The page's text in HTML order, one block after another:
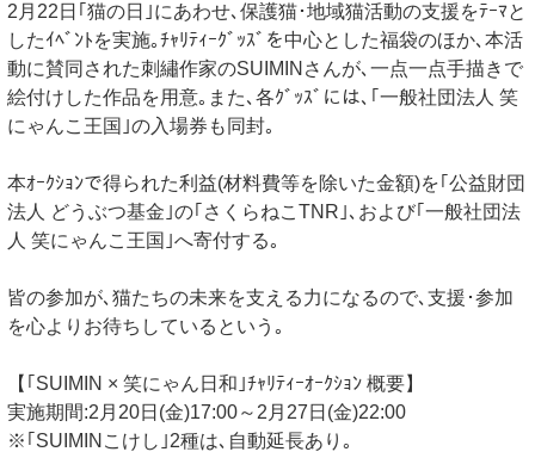
2月22日｢猫の日｣にあわせ､保護猫･地域猫活動の支援をﾃｰﾏと
したｲﾍﾞﾝﾄを実施｡ﾁｬﾘﾃｨｰｸﾞｯｽﾞを中心とした福袋のほか､本活
動に賛同された刺繡作家のSUIMINさんが､一点一点手描きで
絵付けした作品を用意｡また､各ｸﾞｯｽﾞには､｢一般社団法人 笑
にゃんこ王国｣の入場券も同封｡
本ｵｰｸｼｮﾝで得られた利益(材料費等を除いた金額)を｢公益財団
法人 どうぶつ基金｣の｢さくらねこTNR｣､および｢一般社団法
人 笑にゃんこ王国｣へ寄付する｡
皆の参加が､猫たちの未来を支える力になるので､支援･参加
を心よりお待ちしているという｡
【｢SUIMIN × 笑にゃん日和｣ﾁｬﾘﾃｨｰｵｰｸｼｮﾝ 概要】
実施期間:2月20日(金)17:00～2月27日(金)22:00
※｢SUIMINこけし｣2種は､自動延長あり｡